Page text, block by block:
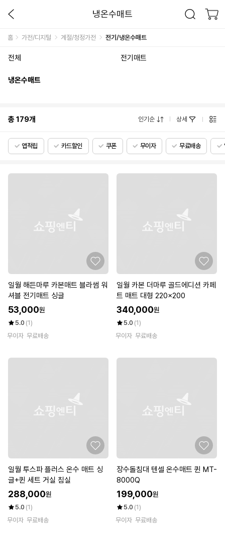
냉온수매트
홈 가전/디지털 계절/청정가전 전기/냉온수매트
전체 전기매트
냉온수매트
총179개 인기순 상세
앱적립 카드할인 쿠폰 무이자 무료배송
일월 해든마루 카본매트 블라썸 워
셔블 전기매트 싱글
53,000원
5.0 (1)
무이자 무료배송
일월 카본 더마루 골드에디션 카페
트 매트 대형 220x200
340,000원
5.0 (1)
무이자 무료배송
일월 투스파 플러스 온수 매트 싱
글+퀸 세트 거실 침실
288,000원
5.0 (1)
무이자 무료배송
장수돌침대 텐셀 온수매트 퀸 MT-
8000Q
199,000원
5.0 (1)
무이자 무료배송